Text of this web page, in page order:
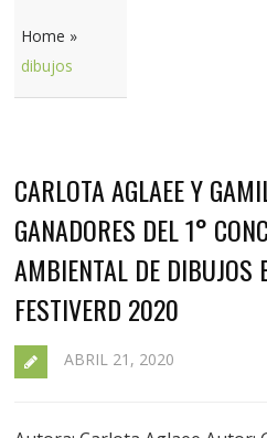
Home »
dibujos
CARLOTA AGLAEE Y
GANADORES DEL 1°
AMBIENTAL DE DIBUJOS
FESTIVERD 2020
ABRIL 21, 2020